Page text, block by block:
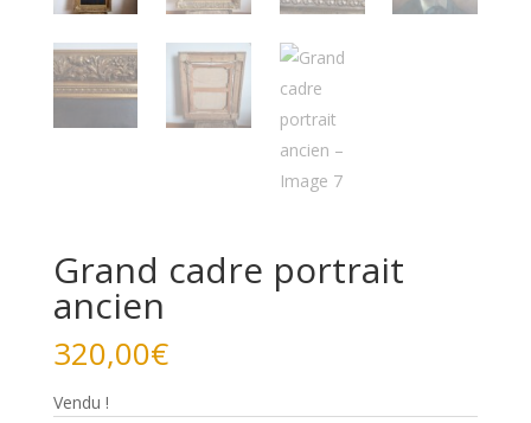
Grand cadre portrait
ancien
320,00€
Vendu !